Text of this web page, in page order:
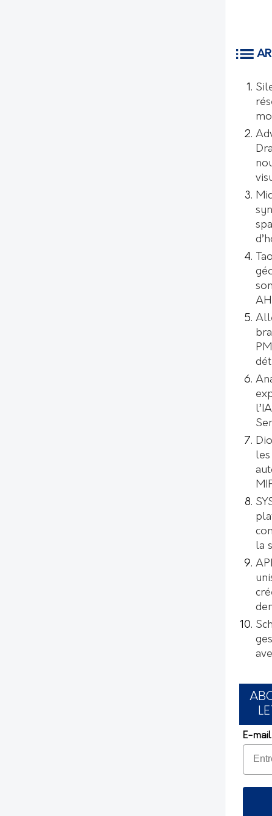
la
E-mail